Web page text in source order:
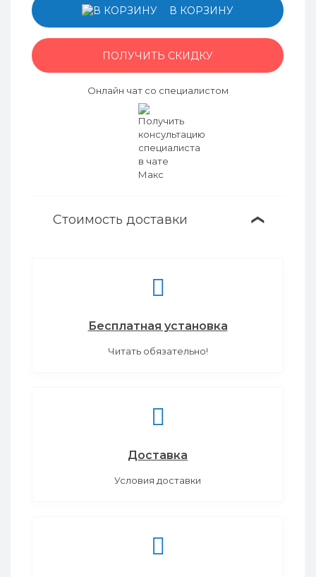
В КОРЗИНУ
ПОЛУЧИТЬ СКИДКУ
Онлайн чат со специалистом
Стоимость доставки ❯
Бесплатная установка
Читать обязательно!
Доставка
Условия доставки